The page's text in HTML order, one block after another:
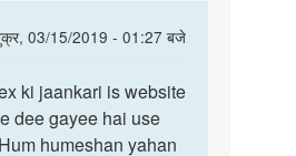
03/15/2019 - 01:27 बजे
ki jaankari is website
dee gayee hai use
humeshan yahan